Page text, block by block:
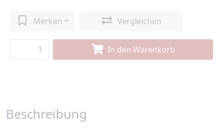
Merken Vergleichen
In den Warenkorb
Beschreibung